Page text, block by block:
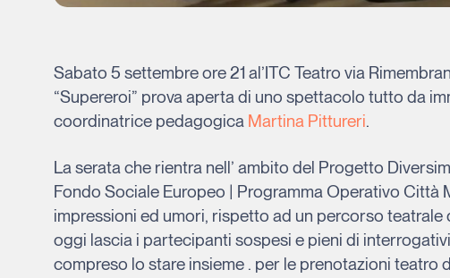
Sabato 5 settembre ore 21 al’ITC Teatro via
“Supereroi” prova aperta di uno spettacolo tutto da
coordinatrice pedagogica Martina Pittureri.
La serata che rientra nell’ ambito del Progetto
Fondo Sociale Europeo | Programma Operativo
impressioni ed umori, rispetto ad un percorso
oggi lascia i partecipanti sospesi e pieni di
compreso lo stare insieme . per le prenotazioni teatro